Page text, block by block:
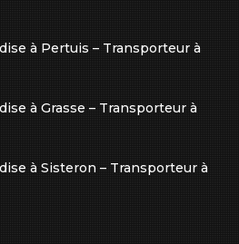
à Pertuis – Transporteur à
à Grasse – Transporteur à
à Sisteron – Transporteur à